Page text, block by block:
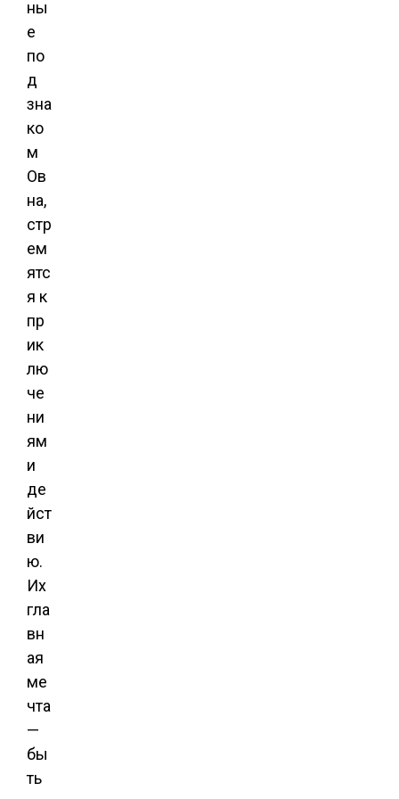
ны
е
по
д
зна
ко
м
Ов
на,
стр
ем
ятс
я к
пр
ик
лю
че
ни
ям
и
де
йст
ви
ю.
Их
гла
вн
ая
ме
чта
—
бы
ть